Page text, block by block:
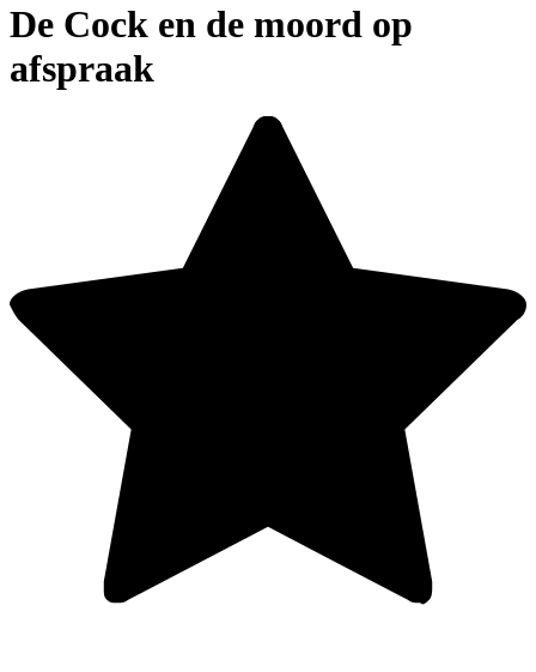
De Cock en de moord op
afspraak